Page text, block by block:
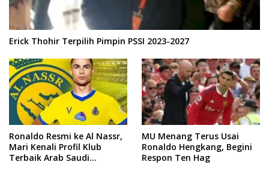
Erick Thohir Terpilih Pimpin PSSI 2023-2027
Ronaldo Resmi ke Al Nassr,
Mari Kenali Profil Klub
Terbaik Arab Saudi
MU Menang Terus Usai
Ronaldo Hengkang, Begini
Respon Ten Hag